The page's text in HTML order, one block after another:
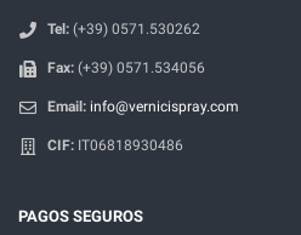
Tel: (+39) 0571.530262
Fax: (+39) 0571.534056
Email: info@vernicispray.com
CIF: IT06818930486
PAGOS SEGUROS